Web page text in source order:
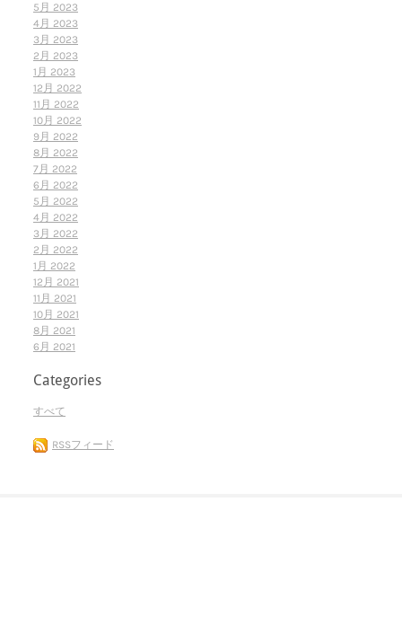
5月 2023
4月 2023
3月 2023
2月 2023
1月 2023
12月 2022
11月 2022
10月 2022
9月 2022
8月 2022
7月 2022
6月 2022
5月 2022
4月 2022
3月 2022
2月 2022
1月 2022
12月 2021
11月 2021
10月 2021
8月 2021
6月 2021
Categories
すべて
RSSフィード